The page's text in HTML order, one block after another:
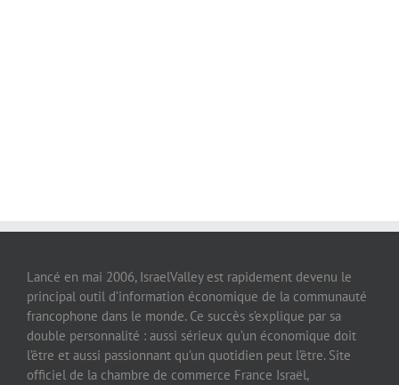
Lancé en mai 2006, IsraelValley est rapidement devenu le
principal outil d’information économique de la communauté
francophone dans le monde. Ce succès s’explique par sa
double personnalité : aussi sérieux qu’un économique doit
l’être et aussi passionnant qu’un quotidien peut l’être. Site
officiel de la chambre de commerce France Israël,